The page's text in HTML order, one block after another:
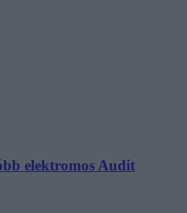
elektromos Audit